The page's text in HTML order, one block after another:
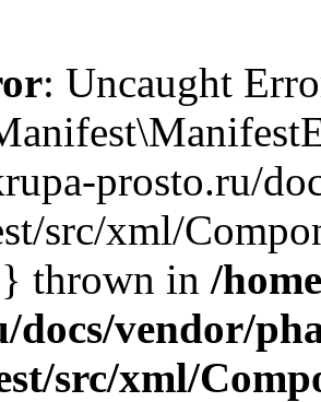
: Uncaught
prosto.ru/
src/xml/
thrown in /
docs/vendor/
src/xml/